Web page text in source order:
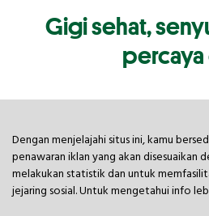
Dengan menjelajahi situs ini, kamu
penawaran iklan yang akan disesuaikan
melakukan statistik dan untuk
jejaring sosial. Untuk mengetahui info
Gigi sehat,